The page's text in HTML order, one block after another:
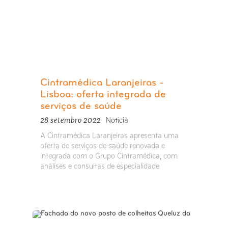
Cintramédica Laranjeiras -
Lisboa: oferta integrada de
serviços de saúde
28 setembro 2022
Notícia
A Cintramédica Laranjeiras apresenta uma
oferta de serviços de saúde renovada e
integrada com o Grupo Cintramédica, com
análises e consultas de especialidade